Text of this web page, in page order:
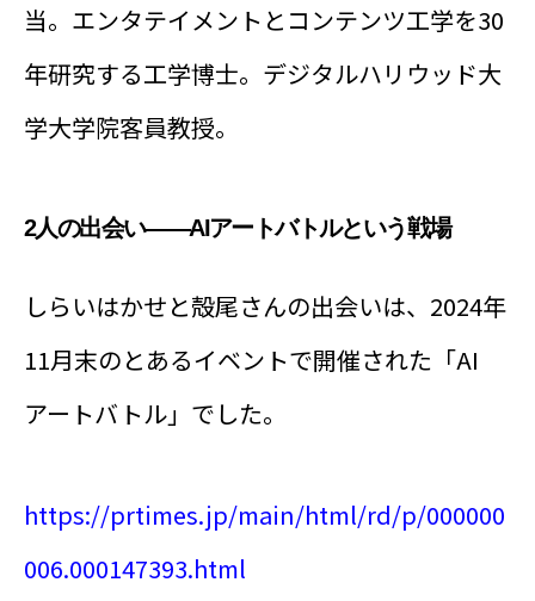
当。エンタテイメントとコンテンツ工学を30
年研究する工学博士。デジタルハリウッド大
学大学院客員教授。
2人の出会い——AIアートバトルという戦場
しらいはかせと殻尾さんの出会いは、2024年
11月末のとあるイベントで開催された「AI
アートバトル」でした。
https://prtimes.jp/main/html/rd/p/000000
006.000147393.html